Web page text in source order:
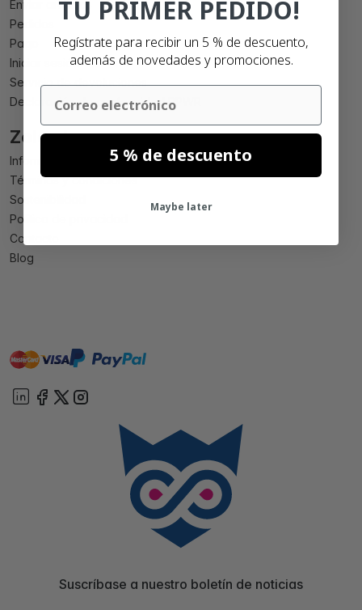
Enviar archivos
Pedidos
Pago
Iniciar sesión
Servicio de devoluciones
Declaración de conformidad PPWR
Zolemba
Informacion acerca de Zolemba
Términos y condiciones
Sostenibilidad
Política de privacidad
Contacto
Blog
mastervisa paypal
Suscríbase a nuestro boletín de noticias
TU PRIMER PEDIDO!
Regístrate para recibir un 5 % de descuento,
además de novedades y promociones.
Email
5 % de descuento
Maybe later